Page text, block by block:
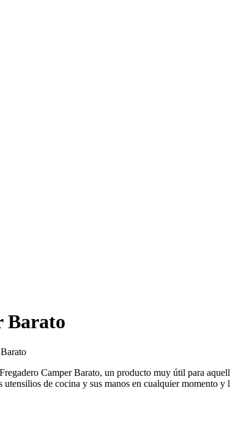
Barato
Camper Barato, un producto muy útil para
de cocina y sus manos en cualquier momento y